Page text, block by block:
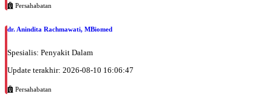
Jam 09:00 - 11:00
Jumat, 04/09/2026
UMUM
Persahabatan
dr. Anindita Rachmawati, MBiomed
Spesialis: Penyakit Dalam
Update terakhir: 2026-08-10 16:06:47
Persahabatan